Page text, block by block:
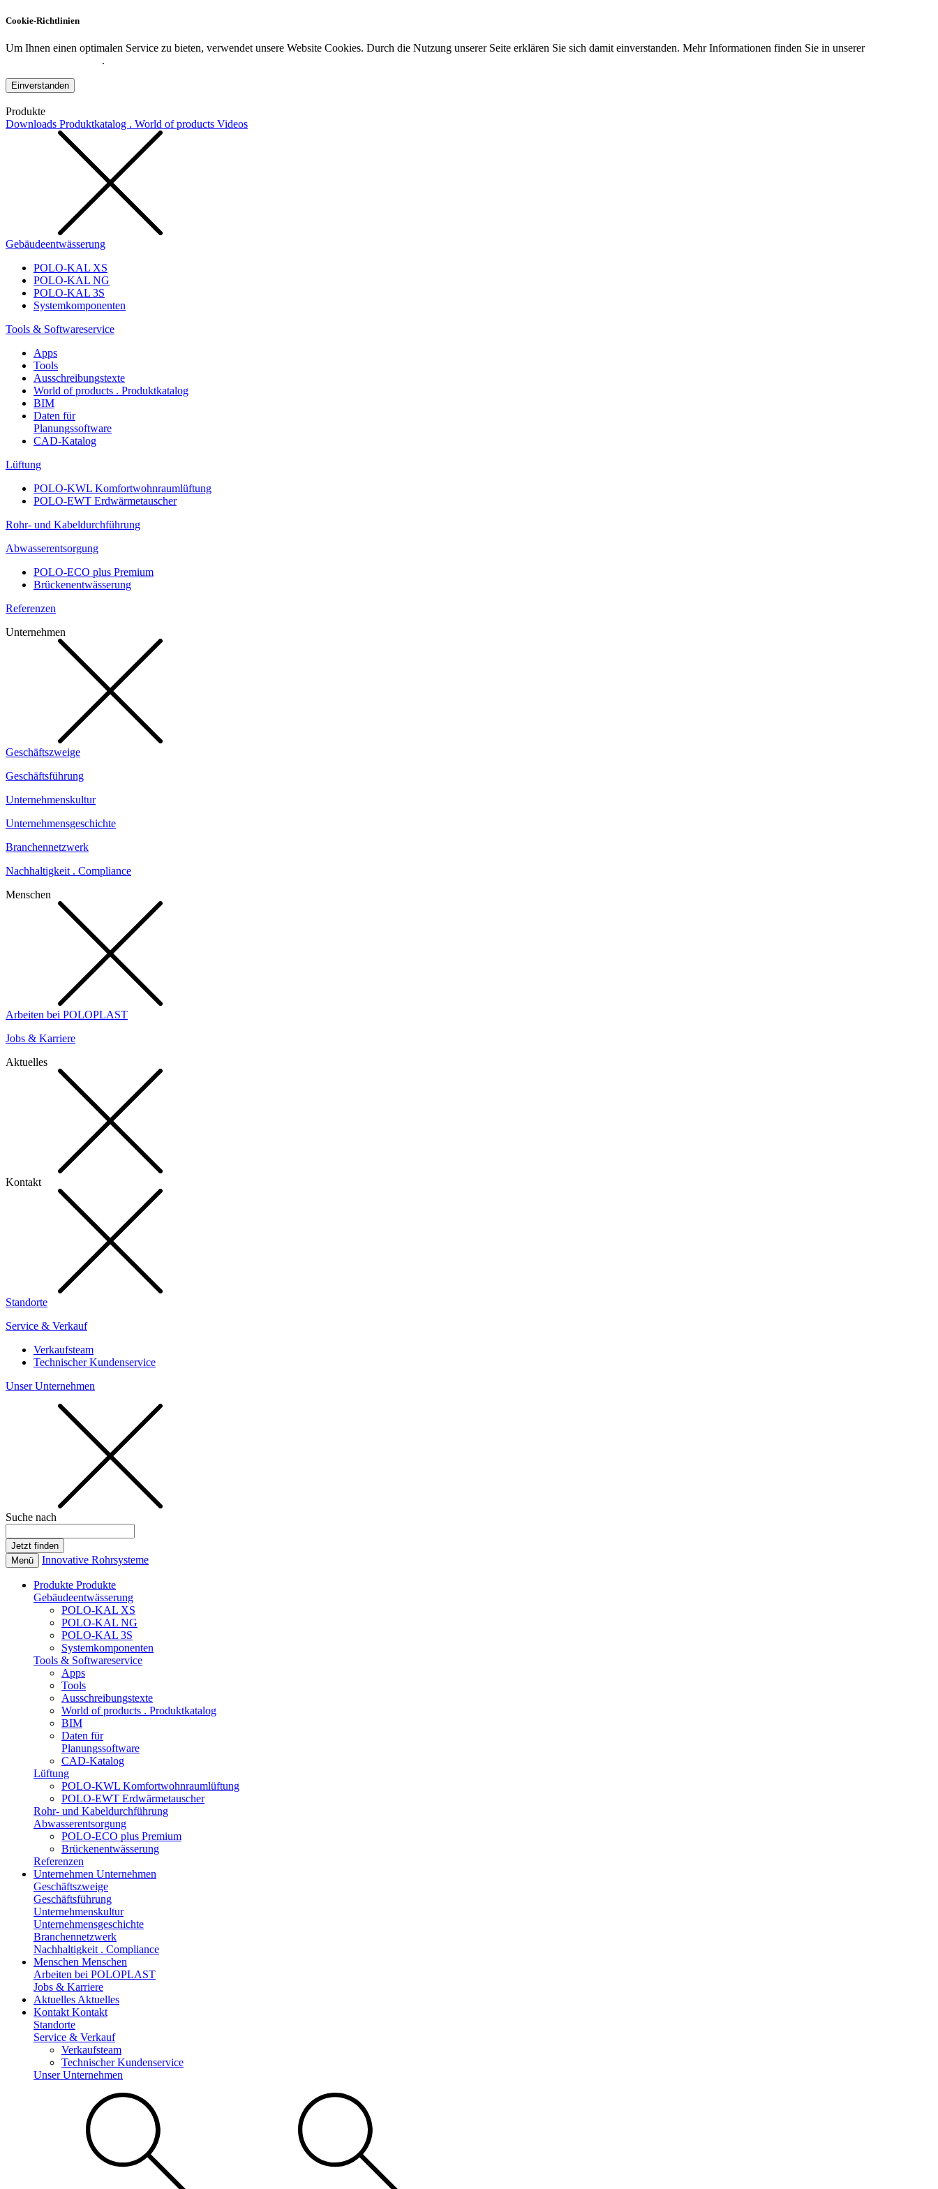
Cookie-Richtlinien
Um Ihnen einen optimalen Service zu bieten, verwendet unsere Website Cookies. Durch die Nutzung unserer Seite erklären Sie sich damit einverstanden. Mehr Informationen finden Sie in unserer
.
Einverstanden
Produkte
Downloads Produktkatalog . World of products Videos
Gebäudeentwässerung
POLO-KAL XS
POLO-KAL NG
POLO-KAL 3S
Systemkomponenten
Tools & Softwareservice
Apps
Tools
Ausschreibungstexte
World of products . Produktkatalog
BIM
Daten für
Planungssoftware
CAD-Katalog
Lüftung
POLO-KWL Komfortwohnraumlüftung
POLO-EWT Erdwärmetauscher
Rohr- und Kabeldurchführung
Abwasserentsorgung
POLO-ECO plus Premium
Brückenentwässerung
Referenzen
Unternehmen
Geschäftszweige
Geschäftsführung
Unternehmenskultur
Unternehmensgeschichte
Branchennetzwerk
Nachhaltigkeit . Compliance
Menschen
Arbeiten bei POLOPLAST
Jobs & Karriere
Aktuelles
Kontakt
Standorte
Service & Verkauf
Verkaufsteam
Technischer Kundenservice
Unser Unternehmen
Suche nach
Menü Innovative Rohrsysteme
Produkte Produkte
Gebäudeentwässerung
POLO-KAL XS
POLO-KAL NG
POLO-KAL 3S
Systemkomponenten
Tools & Softwareservice
Apps
Tools
Ausschreibungstexte
World of products . Produktkatalog
BIM
Daten für
Planungssoftware
CAD-Katalog
Lüftung
POLO-KWL Komfortwohnraumlüftung
POLO-EWT Erdwärmetauscher
Rohr- und Kabeldurchführung
Abwasserentsorgung
POLO-ECO plus Premium
Brückenentwässerung
Referenzen
Unternehmen Unternehmen
Geschäftszweige
Geschäftsführung
Unternehmenskultur
Unternehmensgeschichte
Branchennetzwerk
Nachhaltigkeit . Compliance
Menschen Menschen
Arbeiten bei POLOPLAST
Jobs & Karriere
Aktuelles Aktuelles
Kontakt Kontakt
Standorte
Service & Verkauf
Verkaufsteam
Technischer Kundenservice
Unser Unternehmen